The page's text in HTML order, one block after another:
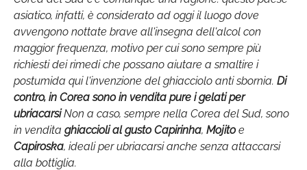
asiatico, infatti, è considerato ad oggi il luogo dove
avvengono nottate brave all'insegna dell'alcol con
maggior frequenza, motivo per cui sono sempre più
richiesti dei rimedi che possano aiutare a smaltire i
postumida qui l'invenzione del ghiacciolo anti sbornia. Di
contro, in Corea sono in vendita pure i gelati per
ubriacarsiNon a caso, sempre nella Corea del Sud, sono
in vendita ghiaccioli al gusto Capirinha, Mojitoe
Capiroska, ideali per ubriacarsi anche senza attaccarsi
alla bottiglia.